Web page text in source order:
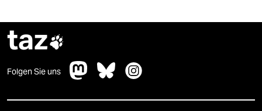
taz
Folgen Sie uns